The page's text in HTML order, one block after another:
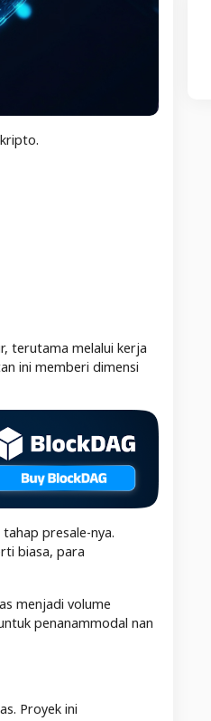
terutama melalui kerja
ini memberi dimensi
presale-nya.
biasa, para
menjadi volume
penanammodal nan
Proyek ini